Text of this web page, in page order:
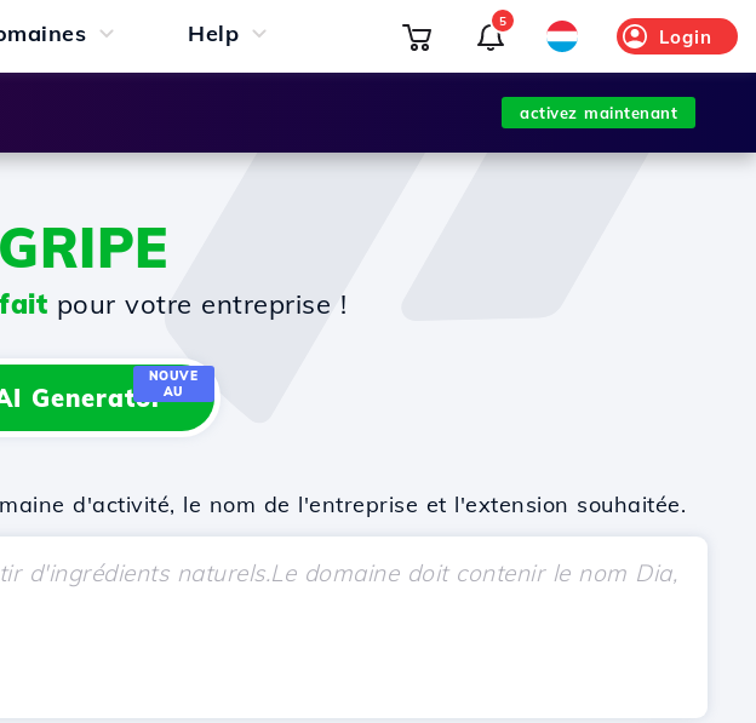
Help Login
5
activez maintenant
pour votre entreprise !
Generator
NOUVE
AU
d'activité, le nom de l'entreprise et l'extension souhaitée.